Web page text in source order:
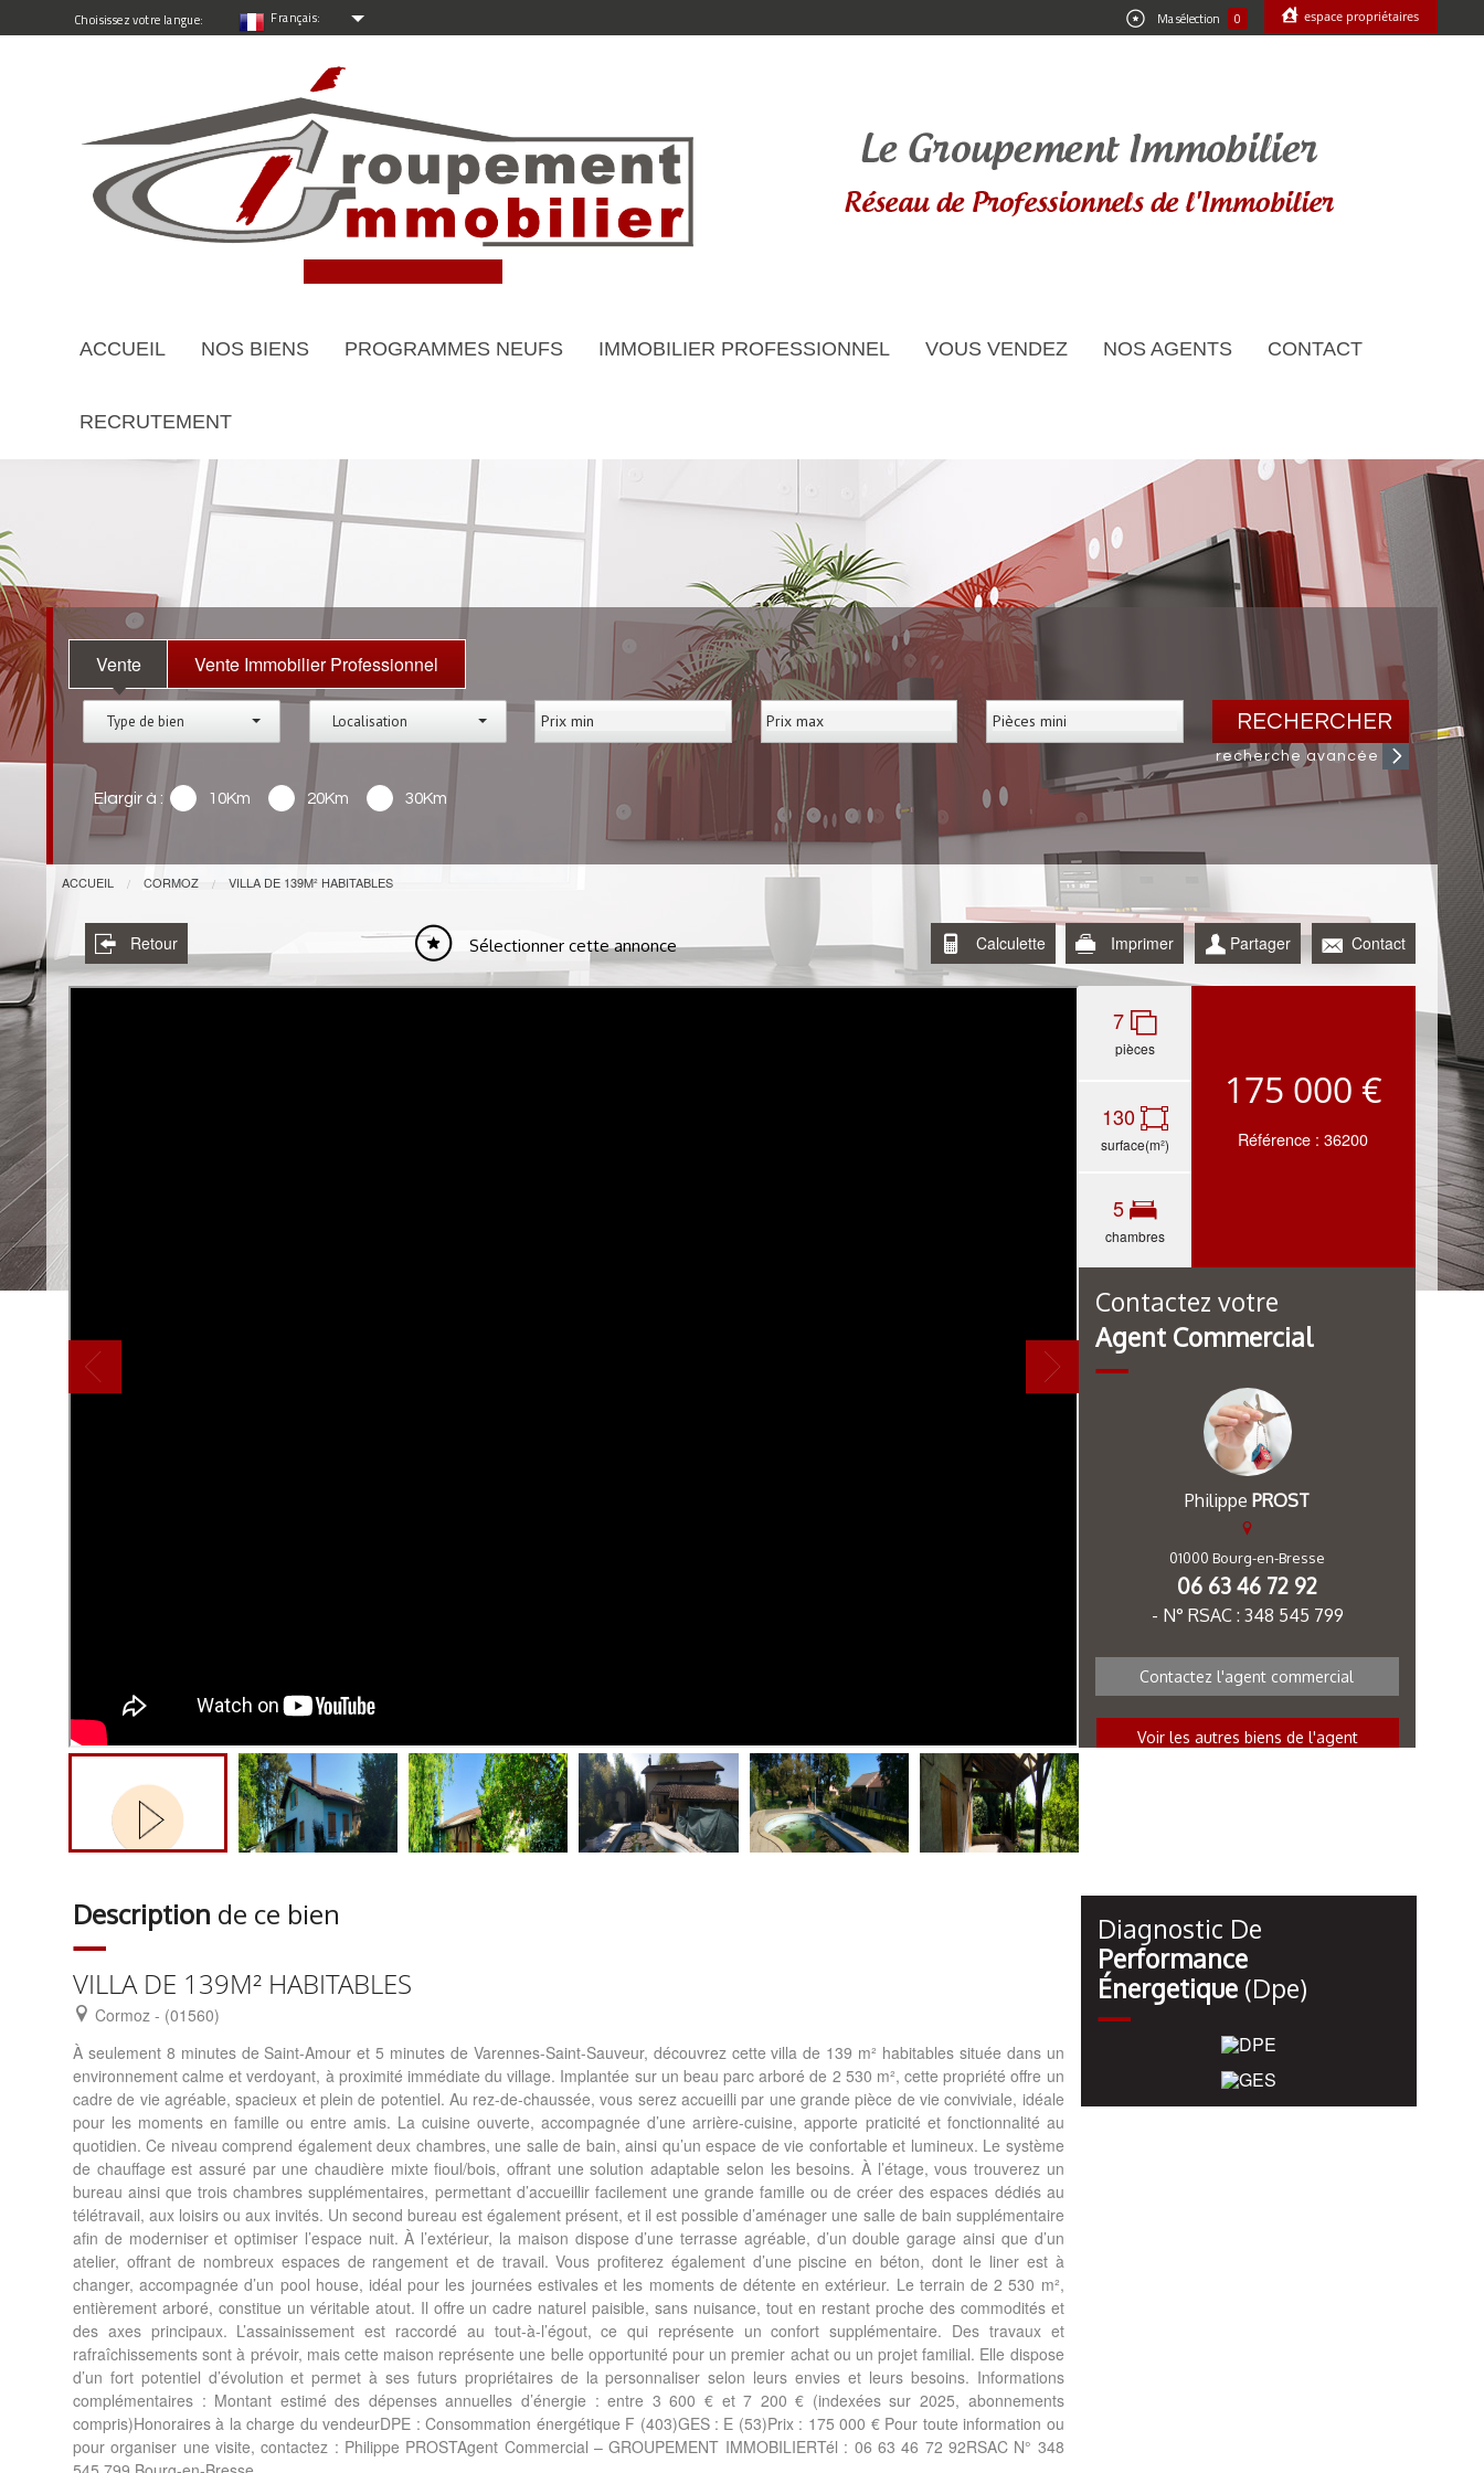
Choisissez votre langue: Français: Ma sélection 0 espace propriétaires
ACCUEIL NOS BIENS PROGRAMMES NEUFS IMMOBILIER PROFESSIONNEL VOUS VENDEZ NOS AGENTS CONTACT
RECRUTEMENT
Vente Vente Immobilier Professionnel
Type de bien Localisation RECHERCHER
recherche avancée
Elargir à : 10Km 20Km 30Km
ACCUEIL CORMOZ VILLA DE 139M² HABITABLES
Retour Sélectionner cette annonce Contact
Partager
Imprimer
Calculette
7
pièces
130
surface(m²)
5
chambres
175 000 €
Référence : 36200
Contactez votre
Agent Commercial
Philippe PROST
01000 Bourg-en-Bresse
06 63 46 72 92
- N° RSAC : 348 545 799
Contactez l'agent commercial
Voir les autres biens de l'agent
Description de ce bien
VILLA DE 139M² HABITABLES
Cormoz - (01560)
À seulement 8 minutes de Saint-Amour et 5 minutes de Varennes-Saint-Sauveur, découvrez cette villa de 139 m² habitables située dans un
environnement calme et verdoyant, à proximité immédiate du village. Implantée sur un beau parc arboré de 2 530 m², cette propriété offre un
cadre de vie agréable, spacieux et plein de potentiel. Au rez-de-chaussée, vous serez accueilli par une grande pièce de vie conviviale, idéale
pour les moments en famille ou entre amis. La cuisine ouverte, accompagnée d’une arrière-cuisine, apporte praticité et fonctionnalité au
quotidien. Ce niveau comprend également deux chambres, une salle de bain, ainsi qu’un espace de vie confortable et lumineux. Le système
de chauffage est assuré par une chaudière mixte fioul/bois, offrant une solution adaptable selon les besoins. À l’étage, vous trouverez un
bureau ainsi que trois chambres supplémentaires, permettant d’accueillir facilement une grande famille ou de créer des espaces dédiés au
télétravail, aux loisirs ou aux invités. Un second bureau est également présent, et il est possible d’aménager une salle de bain supplémentaire
afin de moderniser et optimiser l’espace nuit. À l’extérieur, la maison dispose d’une terrasse agréable, d’un double garage ainsi que d’un
atelier, offrant de nombreux espaces de rangement et de travail. Vous profiterez également d’une piscine en béton, dont le liner est à
changer, accompagnée d’un pool house, idéal pour les journées estivales et les moments de détente en extérieur. Le terrain de 2 530 m²,
entièrement arboré, constitue un véritable atout. Il offre un cadre naturel paisible, sans nuisance, tout en restant proche des commodités et
des axes principaux. L’assainissement est raccordé au tout-à-l’égout, ce qui représente un confort supplémentaire. Des travaux et
rafraîchissements sont à prévoir, mais cette maison représente une belle opportunité pour un premier achat ou un projet familial. Elle dispose
d’un fort potentiel d’évolution et permet à ses futurs propriétaires de la personnaliser selon leurs envies et leurs besoins. Informations
complémentaires : Montant estimé des dépenses annuelles d’énergie : entre 3 600 € et 7 200 € (indexées sur 2025, abonnements
compris)Honoraires à la charge du vendeurDPE : Consommation énergétique F (403)GES : E (53)Prix : 175 000 € Pour toute information ou
pour organiser une visite, contactez : Philippe PROSTAgent Commercial – GROUPEMENT IMMOBILIERTél : 06 63 46 72 92RSAC N° 348
Diagnostic De
Performance
Énergetique(dpe)